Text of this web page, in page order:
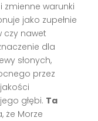
zmienne warunki
jako zupełnie
nawet
dla
słonych,
przez
głębi. Ta
że Morze